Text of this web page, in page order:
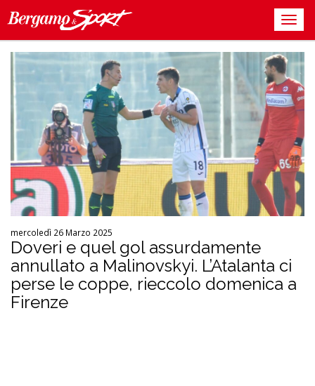
mercoledì 26 Marzo 2025
Doveri e quel gol assurdamente
annullato a Malinovskyi. L’Atalanta ci
perse le coppe, rieccolo domenica a
Firenze